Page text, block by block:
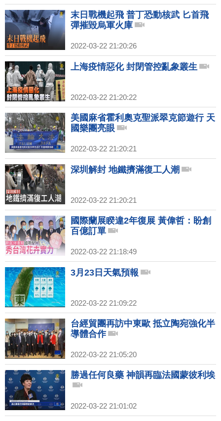
末日戰機起飛 普丁恐動核武 匕首飛
彈摧毀烏軍火庫
2022-03-22 21:20:26
上海疫情惡化 封閉管控亂象叢生
2022-03-22 21:20:22
美國麻省霍利奧克聖派翠克節遊行 天
國樂團亮眼
2022-03-22 21:20:21
深圳解封 地鐵擠滿復工人潮
2022-03-22 21:20:21
國際蘭展睽違2年復展 黃偉哲：盼創
百億訂單
2022-03-22 21:18:49
3月23日天氣預報
2022-03-22 21:09:22
台經貿團再訪中東歐 抵立陶宛強化半
導體合作
2022-03-22 21:05:20
勝過任何良藥 神韻再臨法國蒙彼利埃
2022-03-22 21:01:02